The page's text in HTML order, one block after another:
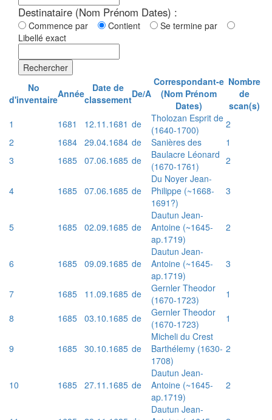
Destinataire (Nom Prénom Dates) :
Commence par Contient
Se termine par
Libellé exact
Rechercher
No
d'inventaireAnnée
Date de
classementDe/A
Correspondant-e
(Nom Prénom
Dates)
Nombre
de
scan(s)
1
1681 12.11.1681 de
Tholozan Esprit de
(1640-1700)
2
2
1684 29.04.1684 de Sanières des
1
3
1685 07.06.1685 de
Baulacre Léonard
(1670-1761)
2
4 1685 07.06.1685 de
Du Noyer Jean-
Philippe (~1668-
1691?)
3
5 1685 02.09.1685 de
Dautun Jean-
Antoine (~1645-
ap.1719)
2
6 1685 09.09.1685 de
Dautun Jean-
Antoine (~1645-
ap.1719)
3
7 1685 11.09.1685 de
Gernler Theodor
(1670-1723)
1
8
1685 03.10.1685 de
Gernler Theodor
(1670-1723)
1
9 1685 30.10.1685 de
Micheli du Crest
Barthélemy (1630-
1708)
2
10 1685 27.11.1685 de
Dautun Jean-
Antoine (~1645-
ap.1719)
2
Dautun Jean-